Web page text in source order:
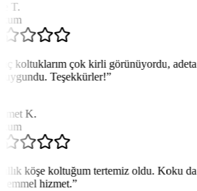
T.
koltuklarım çok kirli görünüyordu,
Teşekkürler!”
K.
köşe koltuğum tertemiz oldu. Koku da
hizmet.”